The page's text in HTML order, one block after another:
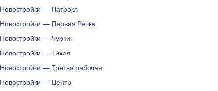
Новостройки — Патрокл
Новостройки — Первая Речка
Новостройки — Чуркин
Новостройки — Тихая
Новостройки — Третья рабочая
Новостройки — Центр